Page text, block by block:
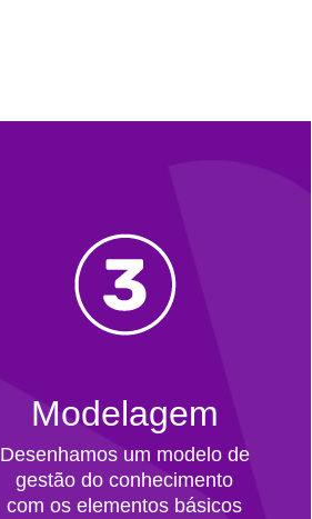
Modelagem
Desenhamos um modelo de
gestão do conhecimento
com os elementos básicos